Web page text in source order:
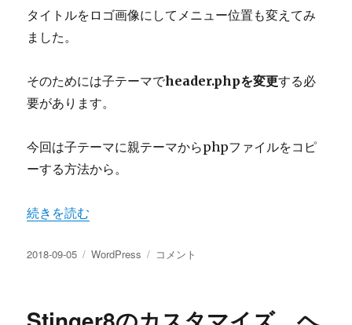
タイトルをロゴ画像にしてメニュー位置も変えてみ
ました。
そのためには子テーマでheader.phpを変更する必
要があります。
今回は子テーマに親テーマからphpファイルをコピ
ーする方法から。
“Stinger8カスタマイズ タイトルをロゴ画像に phpのコ
続きを読む
投
2018-09-05
カ
ー
WordPress
Stinger8
マ
コメント